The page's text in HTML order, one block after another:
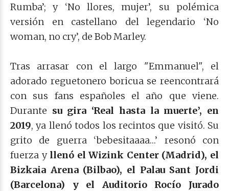
Rumba’; y ‘No llores, mujer’, su polémica
versión en castellano del legendario ‘No
woman, no cry’, de Bob Marley.
Tras arrasar con el largo "Emmanuel", el
adorado reguetonero boricua se reencontrará
con sus fans españoles el año que viene.
Durante su gira ‘Real hasta la muerte’, en
2019, ya llenó todos los recintos que visitó. Su
grito de guerra ‘bebesitaaaa…’ resonó con
fuerza y llenó el Wizink Center (Madrid), el
Bizkaia Arena (Bilbao), el Palau Sant Jordi
(Barcelona) y el Auditorio Rocío Jurado